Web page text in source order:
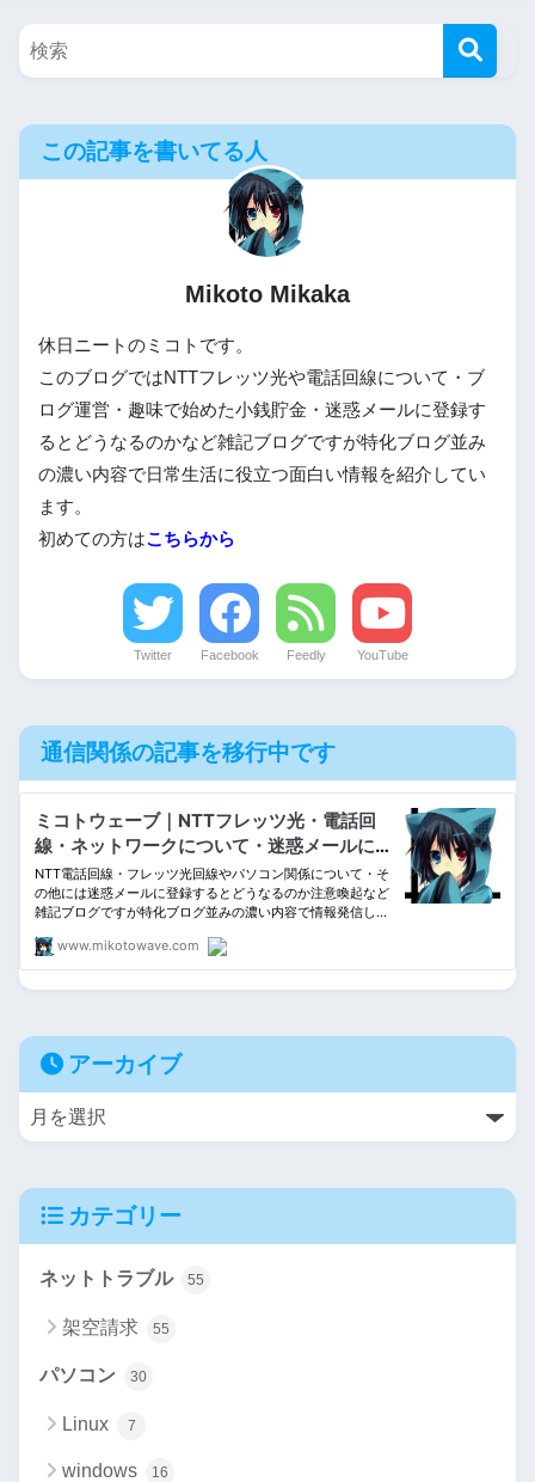
この記事を書いてる人
Mikoto Mikaka
休日ニートのミコトです。
このブログではNTTフレッツ光や電話回線について・ブ
ログ運営・趣味で始めた小銭貯金・迷惑メールに登録す
るとどうなるのかなど雑記ブログですが特化ブログ並み
の濃い内容で日常生活に役立つ面白い情報を紹介してい
ます。
初めての方はこちらから
Twitter Facebook Feedly YouTube
通信関係の記事を移行中です
アーカイブ
カテゴリー
ネットトラブル 55
架空請求 55
パソコン 30
Linux 7
windows 16